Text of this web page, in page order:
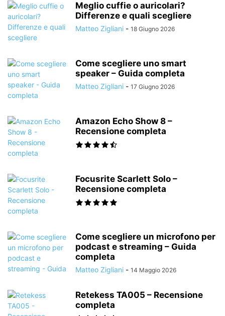
Meglio cuffie o auricolari?
Differenze e quali scegliere
Matteo Zigliani - 18 Giugno 2026
Come scegliere uno smart
speaker – Guida completa
Matteo Zigliani - 17 Giugno 2026
Amazon Echo Show 8 –
Recensione completa
Focusrite Scarlett Solo –
Recensione completa
Come scegliere un microfono per
podcast e streaming – Guida
completa
Matteo Zigliani - 14 Maggio 2026
Retekess TA005 – Recensione
completa